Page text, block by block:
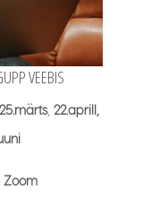
VEEBIS
25.märts, 22.aprill,
Zoom